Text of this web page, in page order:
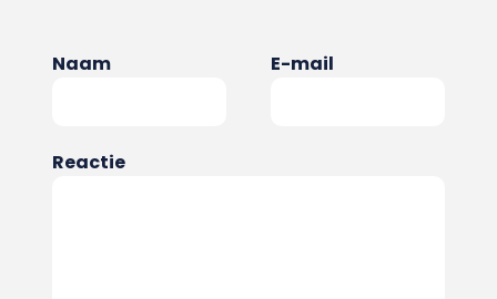
Naam E-mail
Reactie